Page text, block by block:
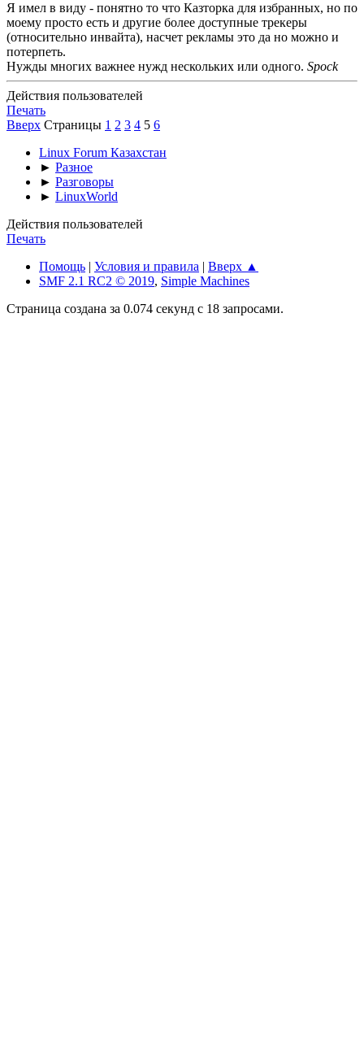
Я имел в виду - понятно то что Казторка для избранных, но по
моему просто есть и другие более доступные трекеры
(относительно инвайта), насчет рекламы это да но можно и
потерпеть.
Нужды многих важнее нужд нескольких или одного. Spock
Действия пользователей
Печать
Вверх Страницы 1 2 3 4 5 6
Linux Forum Казахстан
► Разное
► Разговоры
► LinuxWorld
Действия пользователей
Печать
Помощь | Условия и правила | Вверх ▲
SMF 2.1 RC2 © 2019, Simple Machines
Страница создана за 0.074 секунд с 18 запросами.